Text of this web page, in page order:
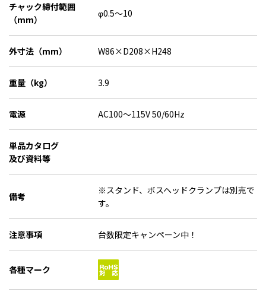
チャック締付範囲
（mm）
φ0.5～10
外寸法（mm） W86×D208×H248
重量（kg） 3.9
電源 AC100～115V 50/60Hz
単品カタログ
及び資料等
備考
※スタンド、ボスヘッドクランプは別売で
す。
注意事項 台数限定キャンペーン中！
各種マーク